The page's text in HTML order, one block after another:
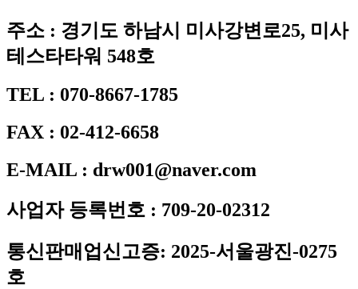
주소 : 경기도 하남시 미사강변로25, 미사
테스타타워 548호
TEL : 070-8667-1785
FAX : 02-412-6658
E-MAIL : drw001@naver.com
사업자 등록번호 : 709-20-02312
통신판매업신고증: 2025-서울광진-0275
호